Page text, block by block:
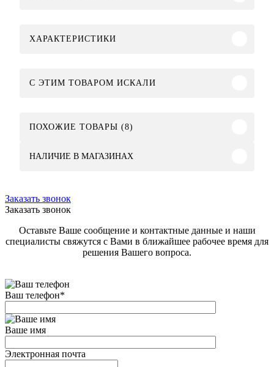
ХАРАКТЕРИСТИКИ
C ЭТИМ ТОВАРОМ ИСКАЛИ
ПОХОЖИЕ ТОВАРЫ (8)
НАЛИЧИЕ В МАГАЗИНАХ
Заказать звонок
Заказать звонок
Оставьте Ваше сообщение и контактные данные и наши
специалисты свяжутся с Вами в ближайшее рабочее время для
решения Вашего вопроса.
Ваш телефон*
Ваше имя
Электронная почта